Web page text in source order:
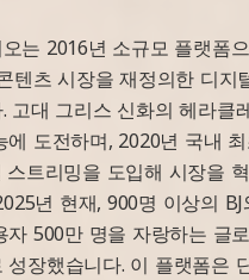
는 2016년 소규모 플랫폼
텐츠 시장을 재정의한 디지
고대 그리스 신화의 헤라클
에 도전하며, 2020년 국내
스트리밍을 도입해 시장을
년 현재, 900명 이상의
자 500만 명을 자랑하는 글
성장했습니다. 이 플랫폼은